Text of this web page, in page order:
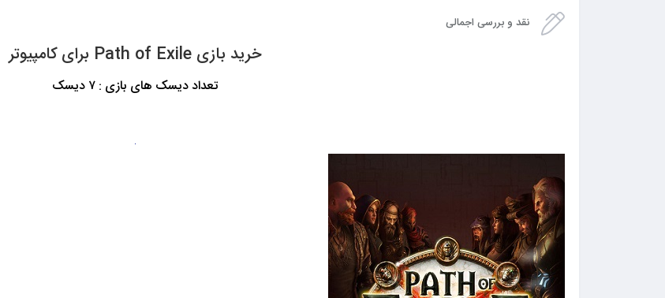
نقد و بررسی اجمالی
خرید بازی Path of Exile برای کامپیوتر
تعداد دیسک های بازی : ۷ دیسک